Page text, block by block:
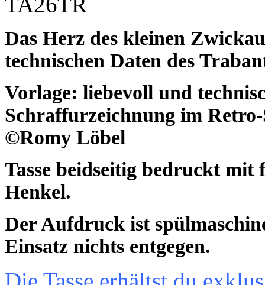
Das Herz des kleinen
technischen Daten des
Vorlage: liebevoll und
Schraffurzeichnung im
©Romy Löbel
Tasse beidseitig bedruckt
Henkel.
Der Aufdruck ist
Einsatz nichts entgegen.